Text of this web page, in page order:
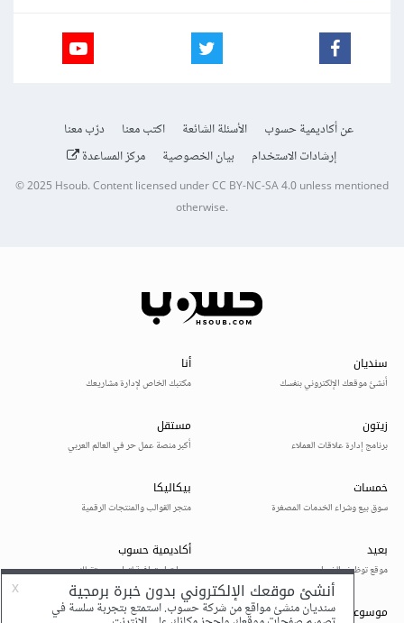
عن أكاديمية حسوب الأسئلة الشائعة اكتب معنا
درّب معنا
إرشادات الاستخدام
بيان الخصوصية مركز المساعدة
© 2025Hsoub.Content licensed underCC BY-NC-SA 4.0unless mentioned
otherwise.